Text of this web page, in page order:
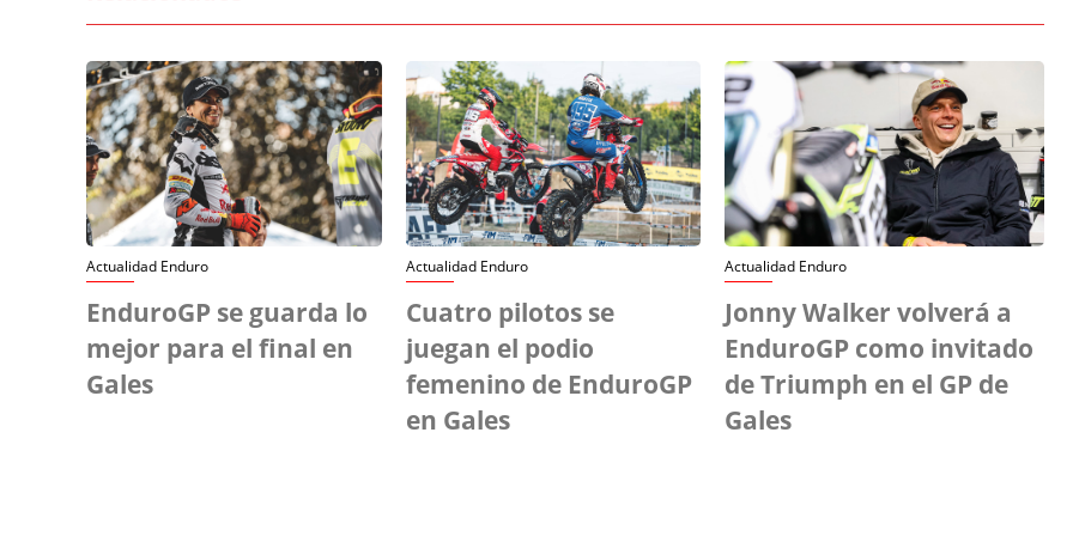
Actualidad Enduro
EnduroGP se guarda lo
mejor para el final en
Gales
Actualidad Enduro
Cuatro pilotos se
juegan el podio
femenino de EnduroGP
en Gales
Actualidad Enduro
Jonny Walker volverá a
EnduroGP como invitado
de Triumph en el GP de
Gales